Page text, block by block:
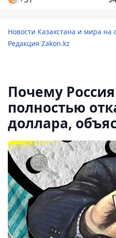
Новости Казахстана и мира на
Редакция Zakon.kz
Почему
полностью
доллара,